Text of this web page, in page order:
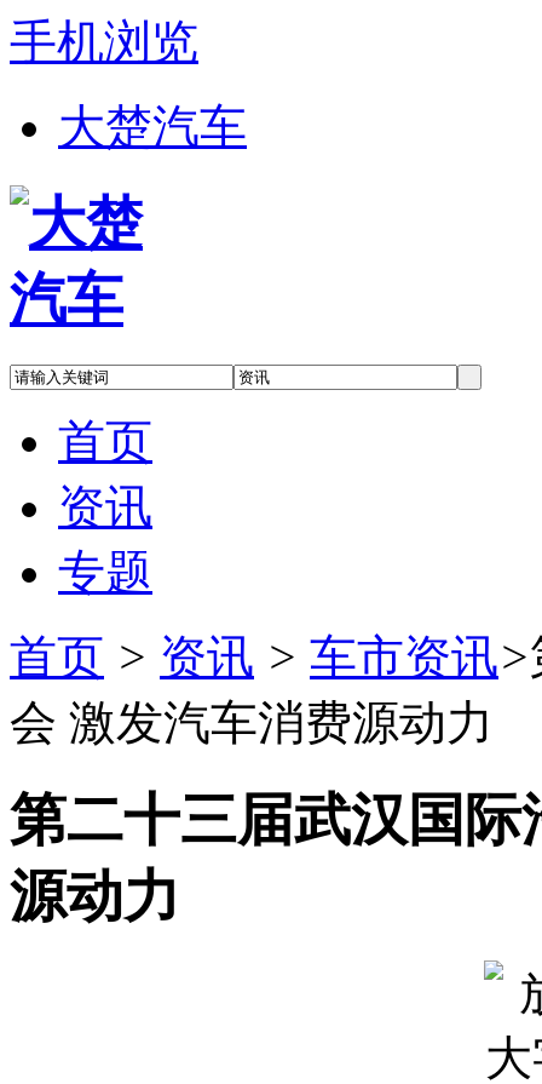
手机浏览
大楚汽车
首页
资讯
专题
首页 > 资讯 > 车市资讯>
会 激发汽车消费源动力
第二十三届武汉国
源动力